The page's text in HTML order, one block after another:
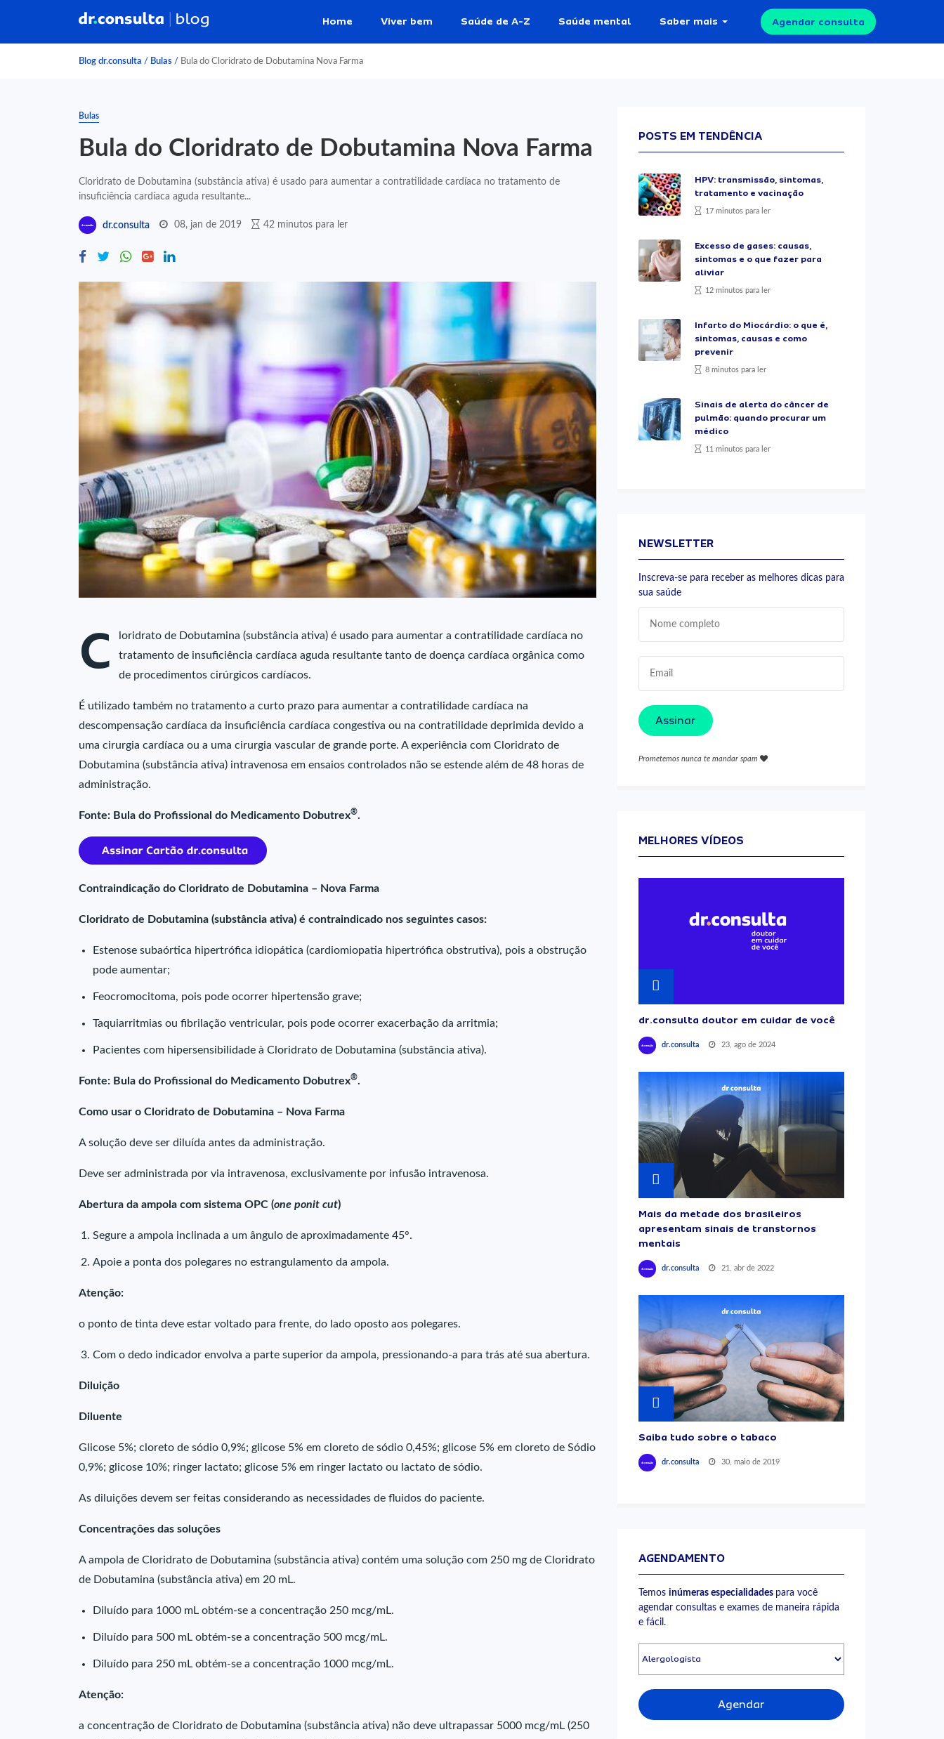
Home Viver bem Saúde de A-Z Saúde mental Saber mais Agendar consulta
Blog dr.consulta / Bulas / Bula do Cloridrato de Dobutamina Nova Farma
Bulas
Bula do Cloridrato de Dobutamina Nova Farma
Cloridrato de Dobutamina (substância ativa) é usado para aumentar a contratilidade cardíaca no tratamento de
insuficiência cardíaca aguda resultante...
dr.consulta 08, jan de 2019 42 minutos para ler
C
loridrato de Dobutamina (substância ativa) é usado para aumentar a contratilidade cardíaca no
tratamento de insuficiência cardíaca aguda resultante tanto de doença cardíaca orgânica como
de procedimentos cirúrgicos cardíacos.
É utilizado também no tratamento a curto prazo para aumentar a contratilidade cardíaca na
descompensação cardíaca da insuficiência cardíaca congestiva ou na contratilidade deprimida devido a
uma cirurgia cardíaca ou a uma cirurgia vascular de grande porte. A experiência com Cloridrato de
Dobutamina (substância ativa) intravenosa em ensaios controlados não se estende além de 48 horas de
administração.
Fonte: Bula do Profissional do Medicamento Dobutrex®.
Contraindicação do Cloridrato de Dobutamina – Nova Farma
Cloridrato de Dobutamina (substância ativa) é contraindicado nos seguintes casos:
Estenose subaórtica hipertrófica idiopática (cardiomiopatia hipertrófica obstrutiva), pois a obstrução
pode aumentar;
Feocromocitoma, pois pode ocorrer hipertensão grave;
Taquiarritmias ou fibrilação ventricular, pois pode ocorrer exacerbação da arritmia;
Pacientes com hipersensibilidade à Cloridrato de Dobutamina (substância ativa).
Fonte: Bula do Profissional do Medicamento Dobutrex®.
Como usar o Cloridrato de Dobutamina – Nova Farma
A solução deve ser diluída antes da administração.
Deve ser administrada por via intravenosa, exclusivamente por infusão intravenosa.
Abertura da ampola com sistema OPC (one ponit cut)
Segure a ampola inclinada a um ângulo de aproximadamente 45°.
Apoie a ponta dos polegares no estrangulamento da ampola.
Atenção:
o ponto de tinta deve estar voltado para frente, do lado oposto aos polegares.
Com o dedo indicador envolva a parte superior da ampola, pressionando-a para trás até sua abertura.
Diluição
Diluente
Glicose 5%; cloreto de sódio 0,9%; glicose 5% em cloreto de sódio 0,45%; glicose 5% em cloreto de Sódio
0,9%; glicose 10%; ringer lactato; glicose 5% em ringer lactato ou lactato de sódio.
As diluições devem ser feitas considerando as necessidades de fluidos do paciente.
Concentrações das soluções
A ampola de Cloridrato de Dobutamina (substância ativa) contém uma solução com 250 mg de Cloridrato
de Dobutamina (substância ativa) em 20 mL.
Diluído para 1000 mL obtém-se a concentração 250 mcg/mL.
Diluído para 500 mL obtém-se a concentração 500 mcg/mL.
Diluído para 250 mL obtém-se a concentração 1000 mcg/mL.
Atenção:
a concentração de Cloridrato de Dobutamina (substância ativa) não deve ultrapassar 5000 mcg/mL (250
POSTS EM TENDÊNCIA
HPV: transmissão, sintomas,
tratamento e vacinação
17 minutos para ler
Excesso de gases: causas,
sintomas e o que fazer para
aliviar
12 minutos para ler
Infarto do Miocárdio: o que é,
sintomas, causas e como
prevenir
8 minutos para ler
Sinais de alerta do câncer de
pulmão: quando procurar um
médico
11 minutos para ler
NEWSLETTER
Inscreva-se para receber as melhores dicas para
sua saúde
Assinar
Prometemos nunca te mandar spam
MELHORES VÍDEOS
dr.consulta doutor em cuidar de você
dr.consulta 23, ago de 2024
Mais da metade dos brasileiros
apresentam sinais de transtornos
mentais
dr.consulta 21, abr de 2022
Saiba tudo sobre o tabaco
dr.consulta 30, maio de 2019
AGENDAMENTO
Temos inúmeras especialidades para você
agendar consultas e exames de maneira rápida
e fácil.
Agendar